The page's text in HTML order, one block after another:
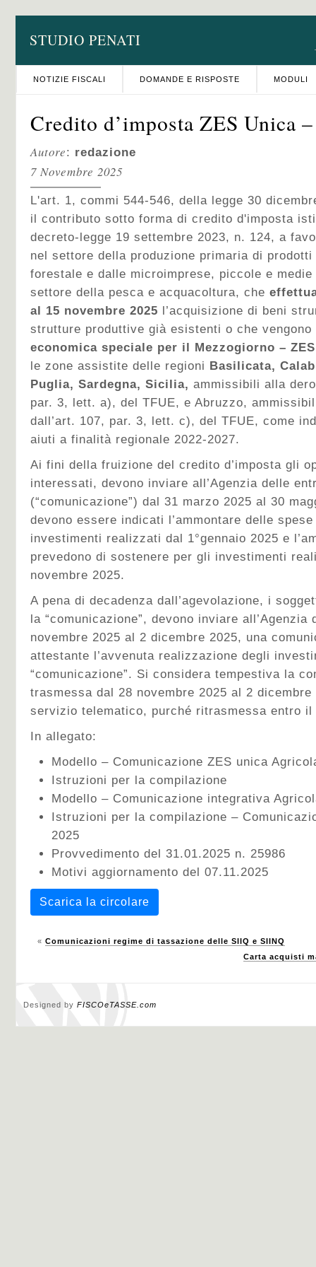
STUDIO PENATI
NOTIZIE FISCALI DOMANDE E RISPOSTE MODULI
Credito d’imposta ZES Unica
Autore: redazione
7 Novembre 2025
L'art. 1, commi 544-546, della legge 30
il contributo sotto forma di credito d'imposta
decreto-legge 19 settembre 2023, n. 124, a
nel settore della produzione primaria di
forestale e dalle microimprese, piccole e
settore della pesca e acquacoltura, che
al 15 novembre 2025 l’acquisizione di beni
strutture produttive già esistenti o che
economica speciale per il Mezzogiorno –
le zone assistite delle regioni Basilicata,
Puglia, Sardegna, Sicilia, ammissibili alla
par. 3, lett. a), del TFUE, e Abruzzo,
dall’art. 107, par. 3, lett. c), del TFUE, come
aiuti a finalità regionale 2022-2027.
Ai fini della fruizione del credito d’imposta gli
interessati, devono inviare all’Agenzia delle
(“comunicazione”) dal 31 marzo 2025 al 30
devono essere indicati l’ammontare delle
investimenti realizzati dal 1°gennaio 2025 e
prevedono di sostenere per gli investimenti
novembre 2025.
A pena di decadenza dall’agevolazione, i
la “comunicazione”, devono inviare all’Agenzia
novembre 2025 al 2 dicembre 2025, una
attestante l’avvenuta realizzazione degli
“comunicazione”. Si considera tempestiva la
trasmessa dal 28 novembre 2025 al 2
servizio telematico, purché ritrasmessa entro il
In allegato:
Modello – Comunicazione ZES unica
Istruzioni per la compilazione
Modello – Comunicazione integrativa
Istruzioni per la compilazione –
2025
Provvedimento del 31.01.2025 n. 25986
Motivi aggiornamento del 07.11.2025
Scarica la circolare
« Comunicazioni regime di tassazione delle SIIQ e SIINQ
Carta acquisti
Designed by FISCOeTASSE.com